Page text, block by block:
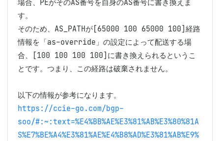
場合、PEがそのAS番号を自身のAS番号に書き換えま
す。
そのため、AS_PATHが[65000 100 65000 100]経路
情報を「as-override」の設定によって配送する場
合、[100 100 100 100]に書き換えられるというこ
とです。つまり、この経路は破棄されません。
https://ccie-go.com/bgp-
soo/#:~:text=%E4%BB%AE%E3%81%AB%E3%80%81A
S%E7%BE%A4%E3%81%AE%E4%B8%AD%E3%81%AB%E9%